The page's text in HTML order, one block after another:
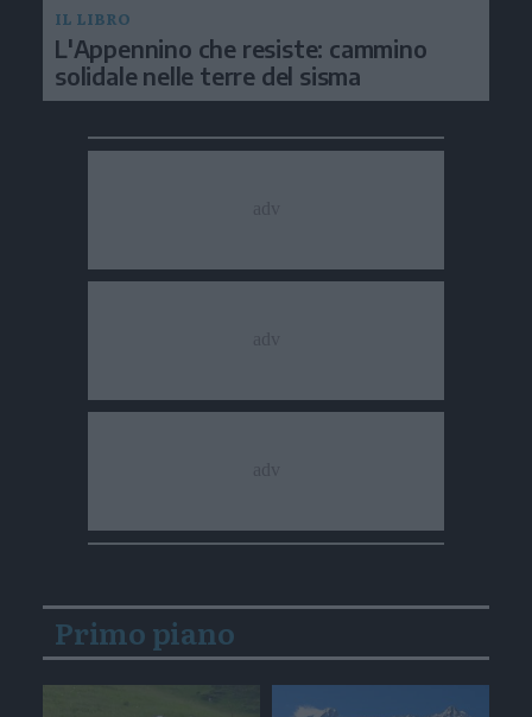
IL LIBRO
L'Appennino che resiste: cammino
solidale nelle terre del sisma
Primo piano